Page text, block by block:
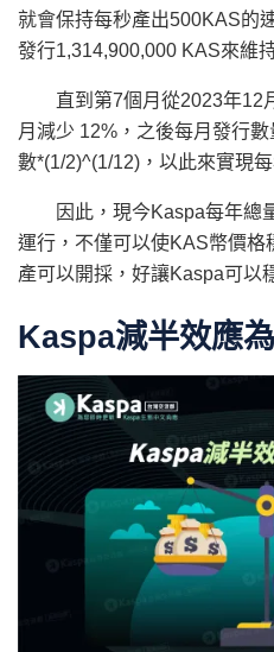
就會保持每秒產出500KAS的
發行1,314,900,000 KAS來維
直到第7個月從2023年12
月減少 12%，之後每月發行
數*(1/2)^(1/12)，以此來實現
因此，現今Kaspa每年總
運行，不僅可以使KAS幣價
產可以開採，好讓Kaspa可以
Kaspa減半效應